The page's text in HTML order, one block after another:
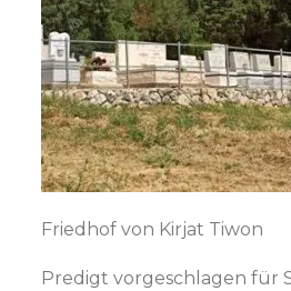
Friedhof von Kirjat Tiwon
Predigt vorgeschlagen für